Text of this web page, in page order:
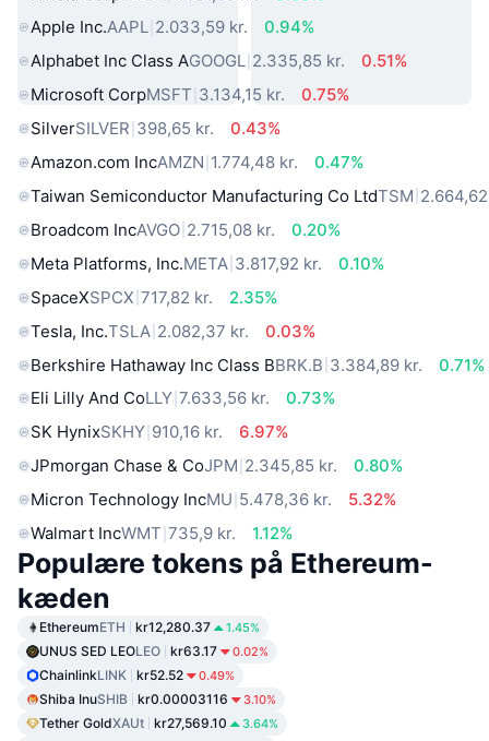
Apple Inc.AAPL 2.033,59 kr.
0.94%
Alphabet Inc Class AGOOGL 2.335,85 kr.
0.51%
Microsoft CorpMSFT 3.134,15 kr.
0.75%
SilverSILVER 398,65 kr.
0.43%
Amazon.com IncAMZN 1.774,48 kr.
0.47%
Taiwan Semiconductor Manufacturing Co LtdTSM
Broadcom IncAVGO 2.715,08 kr.
0.20%
Meta Platforms, Inc.META 3.817,92 kr.
0.10%
SpaceXSPCX 717,82 kr.
2.35%
Tesla, Inc.TSLA 2.082,37 kr.
0.03%
Berkshire Hathaway Inc Class BBRK.B 3.384,89 kr.
0.71%
Eli Lilly And CoLLY 7.633,56 kr.
0.73%
SK HynixSKHY 910,16 kr.
6.97%
JPmorgan Chase & CoJPM 2.345,85 kr.
0.80%
Micron Technology IncMU 5.478,36 kr.
5.32%
Walmart IncWMT 735,9 kr. 1.12%
Populære tokens på Ethereum-
kæden
EthereumETH kr12,280.37 1.45%
UNUS SED LEOLEO kr63.17 0.02%
ChainlinkLINK kr52.52 0.49%
Shiba InuSHIB kr0.00003116 3.10%
Tether GoldXAUt kr27,569.10 3.64%